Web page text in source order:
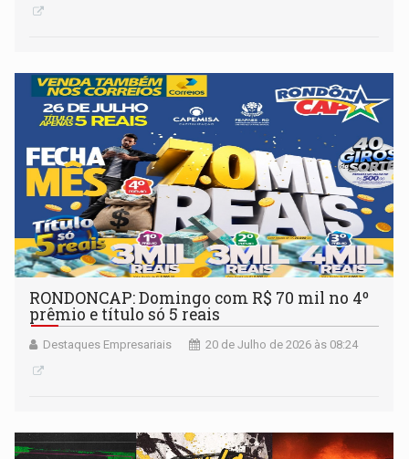
RONDONCAP: Domingo com R$ 70 mil no 4º
prêmio e título só 5 reais
Destaques Empresariais 20 de Julho de 2026 às 08:24